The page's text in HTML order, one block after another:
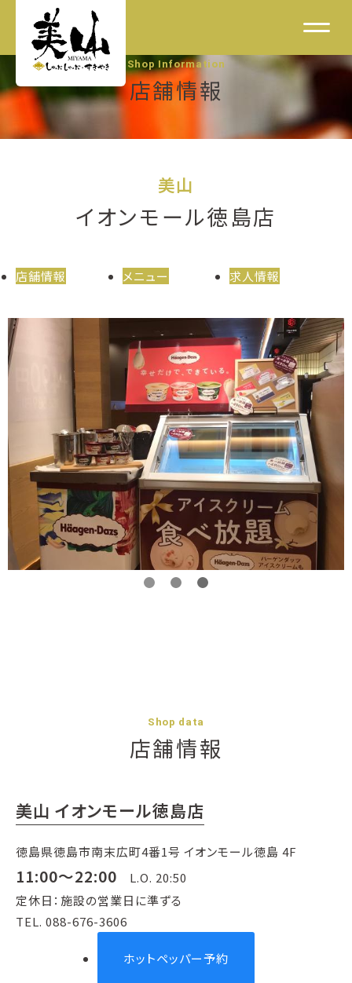
Shop Information
店舗情報
美山
イオンモール徳島店
店舗情報 メニュー 求人情報
Shop data
店舗情報
美山 イオンモール徳島店
徳島県徳島市南末広町4番1号 イオンモール徳島 4F
11:00～22:00 L.O. 20:50
定休日：施設の営業日に準ずる
TEL. 088-676-3606
ホットペッパー予約